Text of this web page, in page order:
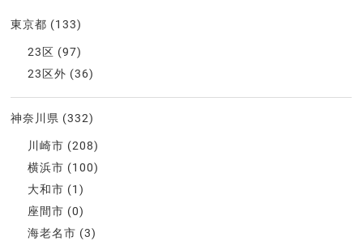
東京都 (133)
23区 (97)
23区外 (36)
神奈川県 (332)
川崎市 (208)
横浜市 (100)
大和市 (1)
座間市 (0)
海老名市 (3)